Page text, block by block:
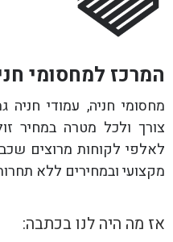
המרכז למחסומי
מחסומי חניה, עמודי
צורך ולכל מטרה במחיר
לאלפי לקוחות מרוצים
מקצועי ובמחירים ללא
אז מה היה לנו בכתבה: